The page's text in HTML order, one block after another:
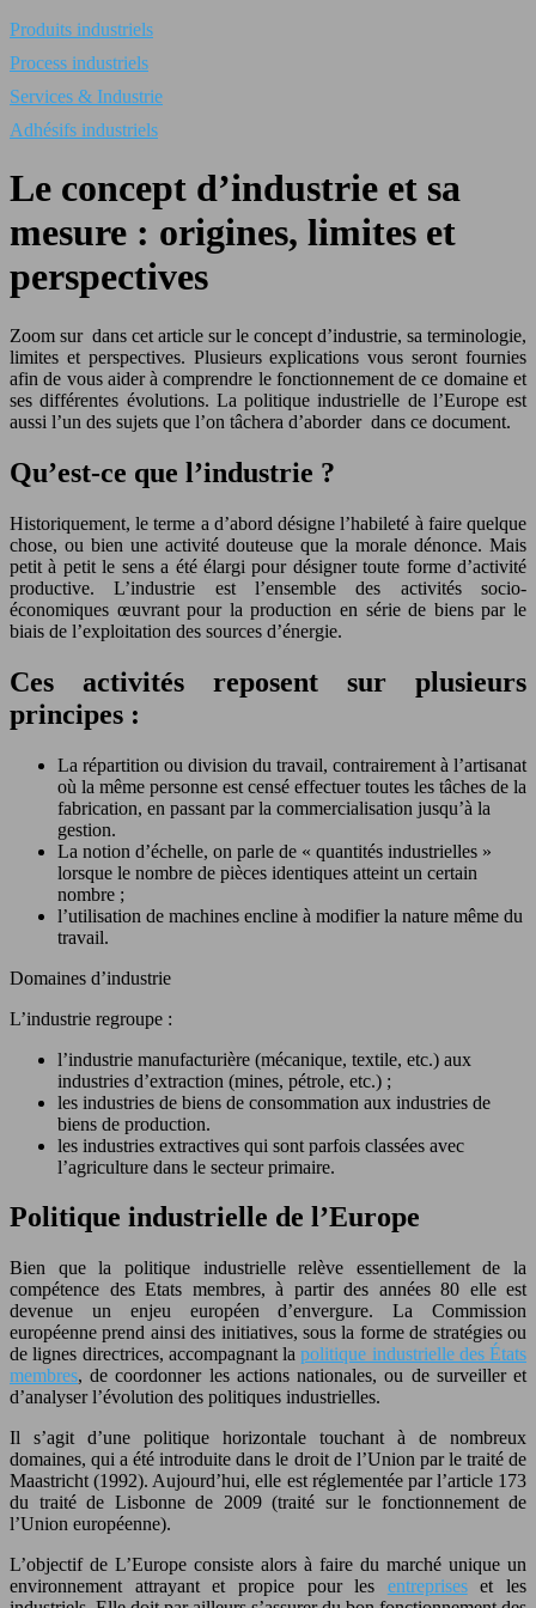
Produits industriels
Process industriels
Services & Industrie
Adhésifs industriels
Le concept d’industrie et sa
mesure : origines, limites et
perspectives
Zoom sur dans cet article sur le concept d’industrie, sa terminologie,
limites et perspectives. Plusieurs explications vous seront fournies
afin de vous aider à comprendre le fonctionnement de ce domaine et
ses différentes évolutions. La politique industrielle de l’Europe est
aussi l’un des sujets que l’on tâchera d’aborder dans ce document.
Qu’est-ce que l’industrie ?
Historiquement, le terme a d’abord désigne l’habileté à faire quelque
chose, ou bien une activité douteuse que la morale dénonce. Mais
petit à petit le sens a été élargi pour désigner toute forme d’activité
productive. L’industrie est l’ensemble des activités socio-
économiques œuvrant pour la production en série de biens par le
biais de l’exploitation des sources d’énergie.
Ces activités reposent sur plusieurs
principes :
La répartition ou division du travail, contrairement à l’artisanat
où la même personne est censé effectuer toutes les tâches de la
fabrication, en passant par la commercialisation jusqu’à la
gestion.
La notion d’échelle, on parle de « quantités industrielles »
lorsque le nombre de pièces identiques atteint un certain
nombre ;
l’utilisation de machines encline à modifier la nature même du
travail.
Domaines d’industrie
L’industrie regroupe :
l’industrie manufacturière (mécanique, textile, etc.) aux
industries d’extraction (mines, pétrole, etc.) ;
les industries de biens de consommation aux industries de
biens de production.
les industries extractives qui sont parfois classées avec
l’agriculture dans le secteur primaire.
Politique industrielle de l’Europe
Bien que la politique industrielle relève essentiellement de la
compétence des Etats membres, à partir des années 80 elle est
devenue un enjeu européen d’envergure. La Commission
européenne prend ainsi des initiatives, sous la forme de stratégies ou
de lignes directrices, accompagnant lapolitique industrielle des États
membres, de coordonner les actions nationales, ou de surveiller et
d’analyser l’évolution des politiques industrielles.
Il s’agit d’une politique horizontale touchant à de nombreux
domaines, qui a été introduite dans le droit de l’Union par le traité de
Maastricht (1992). Aujourd’hui, elle est réglementée par l’article 173
du traité de Lisbonne de 2009 (traité sur le fonctionnement de
l’Union européenne).
L’objectif de L’Europe consiste alors à faire du marché unique un
environnement attrayant et propice pour les entrepriseset les